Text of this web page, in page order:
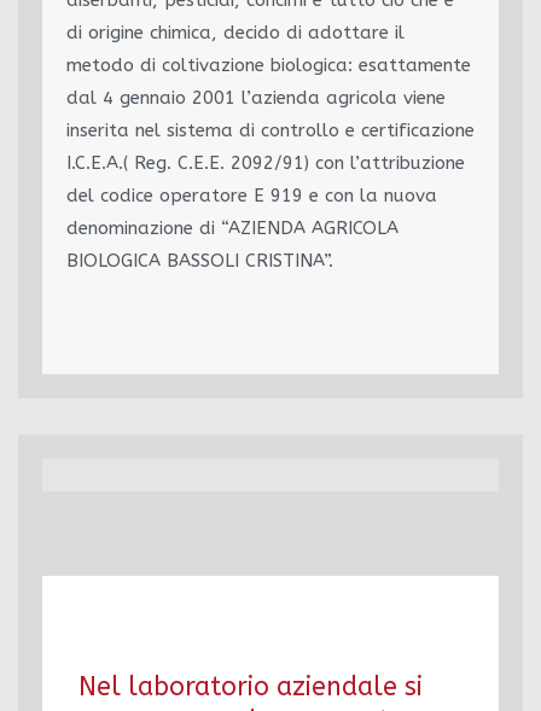
di origine chimica, decido di adottare il
metodo di coltivazione biologica: esattamente
dal 4 gennaio 2001 l’azienda agricola viene
inserita nel sistema di controllo e certificazione
I.C.E.A.( Reg. C.E.E. 2092/91) con l’attribuzione
del codice operatore E 919 e con la nuova
denominazione di “AZIENDA AGRICOLA
BIOLOGICA BASSOLI CRISTINA”.
Nel laboratorio aziendale si